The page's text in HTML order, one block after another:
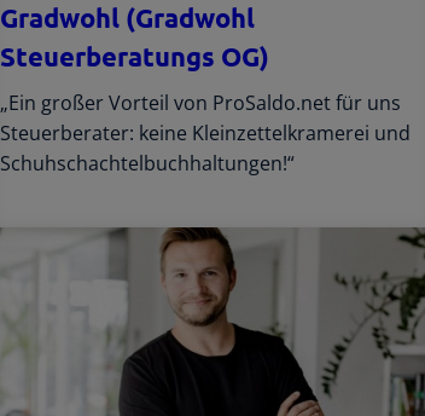
Gradwohl (Gradwohl
Steuerberatungs OG)
„Ein großer Vorteil von ProSaldo.net für uns
Steuerberater: keine Kleinzettelkramerei und
Schuhschachtelbuchhaltungen!“